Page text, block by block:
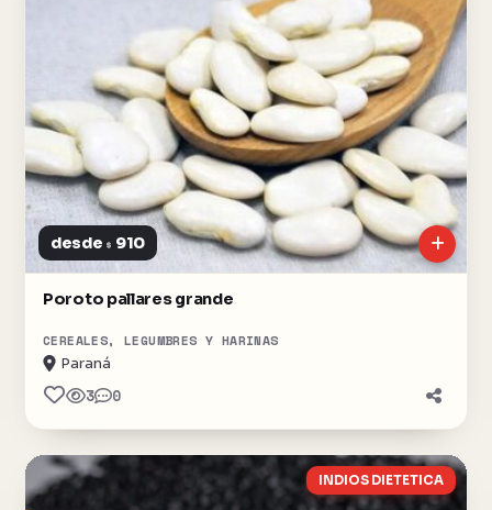
desde $ 910
Poroto pallares grande
CEREALES, LEGUMBRES Y HARINAS
Paraná
3 0
INDIOS DIETETICA